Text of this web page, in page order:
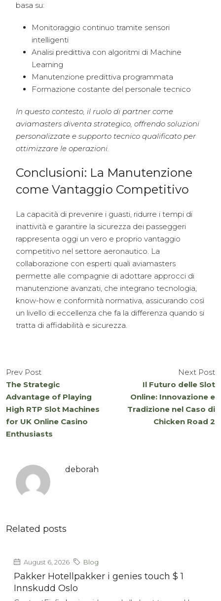
basa su:
Monitoraggio continuo tramite sensori
intelligenti
Analisi predittiva con algoritmi di Machine
Learning
Manutenzione predittiva programmata
Formazione costante del personale tecnico
In questo contesto, il ruolo di partner come
aviamasters diventa strategico, offrendo soluzioni
personalizzate e supporto tecnico qualificato per
ottimizzare le operazioni.
Conclusioni: La Manutenzione
come Vantaggio Competitivo
La capacità di prevenire i guasti, ridurre i tempi di
inattività e garantire la sicurezza dei passeggeri
rappresenta oggi un vero e proprio vantaggio
competitivo nel settore aeronautico. La
collaborazione con esperti quali aviamasters
permette alle compagnie di adottare approcci di
manutenzione avanzati, che integrano tecnologia,
know-how e conformità normativa, assicurando così
un livello di eccellenza che fa la differenza quando si
tratta di affidabilità e sicurezza.
Prev Post
The Strategic
Advantage of Playing
High RTP Slot Machines
for UK Online Casino
Enthusiasts
Next Post
Il Futuro delle Slot
Online: Innovazione e
Tradizione nel Caso di
Chicken Road 2
deborah
Related posts
August 6, 2026 Blog
Pakker Hotellpakker i genies touch $ 1
Innskudd Oslo